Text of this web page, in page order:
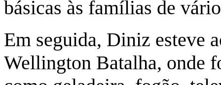
básicas às famílias de
Em seguida, Diniz esteve
Wellington Batalha, onde